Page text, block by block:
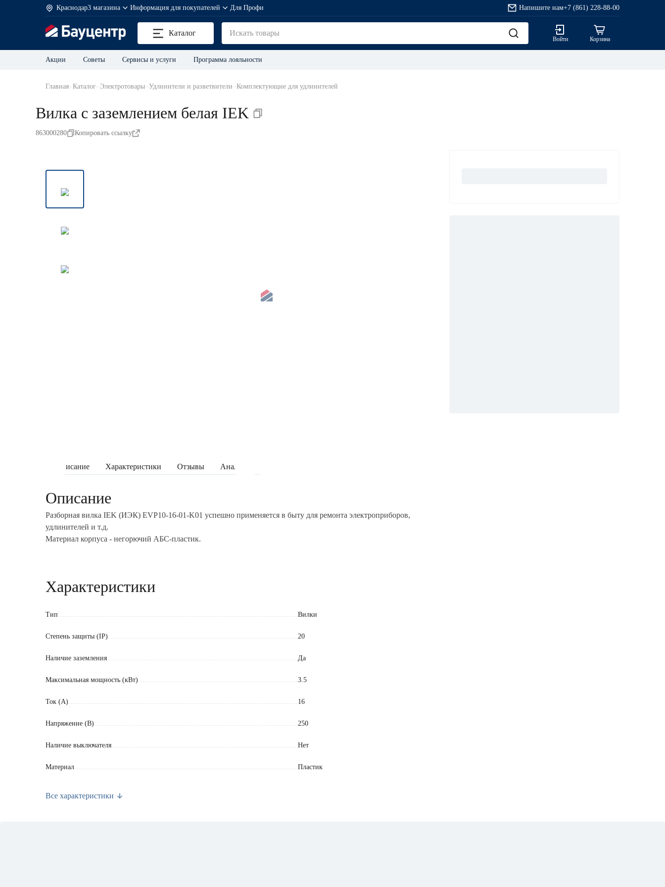
Краснодар3 магазина Информация для покупателей Для Профи Напишите нам+7 (861) 228-88-00
Каталог
Войти Корзина
Акции Советы Сервисы и услуги Программа лояльности
Главная Каталог Электротовары Удлинители и разветвители Комплектующие для удлинителей
Вилка с заземлением белая IEK
863000280 Копировать ссылку
Описание Характеристики Отзывы Аналоги
Описание
Разборная вилка IEK (ИЭК) EVP10-16-01-K01 успешно применяется в быту для ремонта электроприборов,
удлинителей и т.д.
Материал корпуса - негорючий АБС-пластик.
Характеристики
Тип Вилки
Степень защиты (IP) 20
Наличие заземления Да
Максимальная мощность (кВт) 3.5
Ток (А) 16
Напряжение (В) 250
Наличие выключателя Нет
Материал Пластик
Все характеристики